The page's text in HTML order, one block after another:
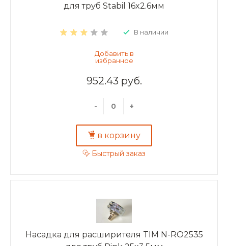
для труб Stabil 16x2.6мм
В наличии
952.43 руб.
- +
в корзину
Быстрый заказ
Насадка для расширителя TIM N-RO2535